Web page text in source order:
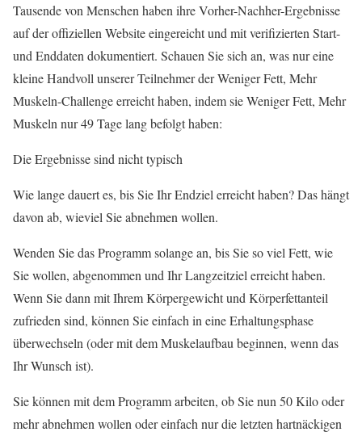
Tausende von Menschen haben ihre Vorher-Nachher-Ergebnisse
auf der offiziellen Website eingereicht und mit verifizierten Start-
und Enddaten dokumentiert. Schauen Sie sich an, was nur eine
kleine Handvoll unserer Teilnehmer der Weniger Fett, Mehr
Muskeln-Challenge erreicht haben, indem sie Weniger Fett, Mehr
Muskeln nur 49 Tage lang befolgt haben:
Die Ergebnisse sind nicht typisch
Wie lange dauert es, bis Sie Ihr Endziel erreicht haben? Das hängt
davon ab, wieviel Sie abnehmen wollen.
Wenden Sie das Programm solange an, bis Sie so viel Fett, wie
Sie wollen, abgenommen und Ihr Langzeitziel erreicht haben.
Wenn Sie dann mit Ihrem Körpergewicht und Körperfettanteil
zufrieden sind, können Sie einfach in eine Erhaltungsphase
überwechseln (oder mit dem Muskelaufbau beginnen, wenn das
Ihr Wunsch ist).
Sie können mit dem Programm arbeiten, ob Sie nun 50 Kilo oder
mehr abnehmen wollen oder einfach nur die letzten hartnäckigen